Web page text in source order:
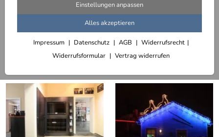
Einstellungen anpassen
Alles akzeptieren
Impressum Datenschutz AGB
Widerrufsrecht
Widerrufsformular
Vertrag widerrufen
Akustik Panele, Akustik Wände
Sortieren